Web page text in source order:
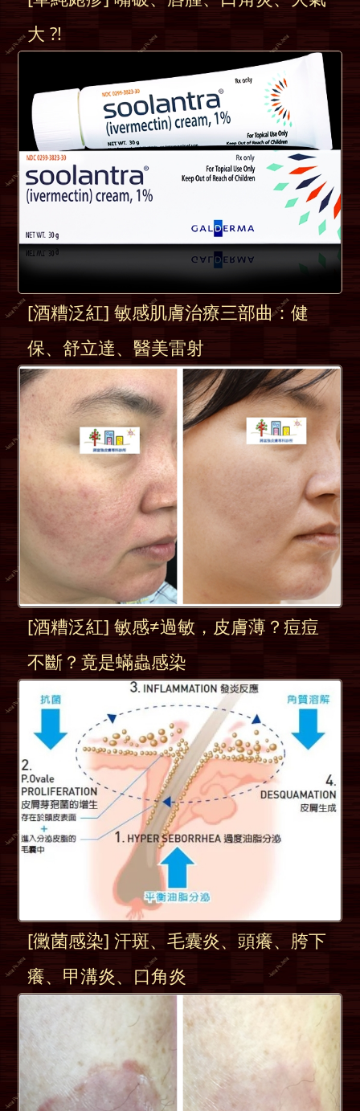
大 ?!
[酒糟泛紅] 敏感肌膚治療三部曲：健
保、舒立達、醫美雷射
[酒糟泛紅] 敏感≠過敏，皮膚薄？痘痘
不斷？竟是蟎蟲感染
[黴菌感染] 汗斑、毛囊炎、頭癢、胯下
癢、甲溝炎、口角炎